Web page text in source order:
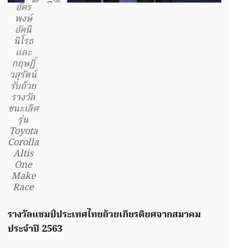
อัคร
พงษ์
อัคนี
นิโรธ
และ
กฤษฎิ์
วสุรัตน์
รับถ้วย
รางวัล
ชนะเลิศ
รุ่น
Toyota
Corolla
Altis
One
Make
Race
รางวัลแชมป์ประเทศไทยถ้วยเกียรติยศจากสมาคม
ประจำปี 2563